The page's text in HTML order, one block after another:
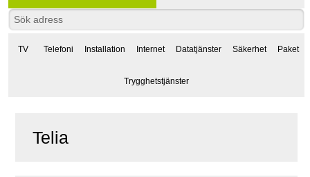
TV Telefoni Installation Internet Datatjänster Säkerhet Paket
Trygghetstjänster
Telia